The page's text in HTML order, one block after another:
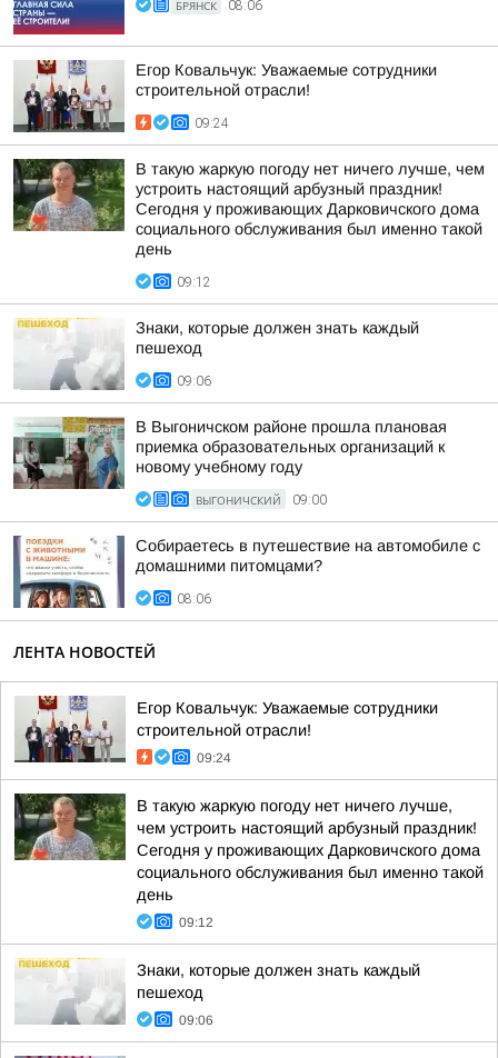
БРЯНСК 08:06
Егор Ковальчук: Уважаемые сотрудники
строительной отрасли!
09:24
В такую жаркую погоду нет ничего лучше, чем
устроить настоящий арбузный праздник!
Сегодня у проживающих Дарковичского дома
социального обслуживания был именно такой
день
09:12
Знаки, которые должен знать каждый
пешеход
09:06
В Выгоничском районе прошла плановая
приемка образовательных организаций к
новому учебному году
ВЫГОНИЧСКИЙ 09:00
Собираетесь в путешествие на автомобиле с
домашними питомцами?
08:06
ЛЕНТА НОВОСТЕЙ
Егор Ковальчук: Уважаемые сотрудники
строительной отрасли!
09:24
В такую жаркую погоду нет ничего лучше,
чем устроить настоящий арбузный праздник!
Сегодня у проживающих Дарковичского дома
социального обслуживания был именно такой
день
09:12
Знаки, которые должен знать каждый
пешеход
09:06